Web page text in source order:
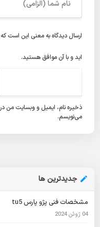
ارسال دیدگاه به معنی این است که
اید و با آن موافق هستید.
ذخیره نام، ایمیل و وبسایت من در
می‌نویسم.
جدیدترین ها
مشخصات فنی پژو پارس tu5
04 ژوئن 2024